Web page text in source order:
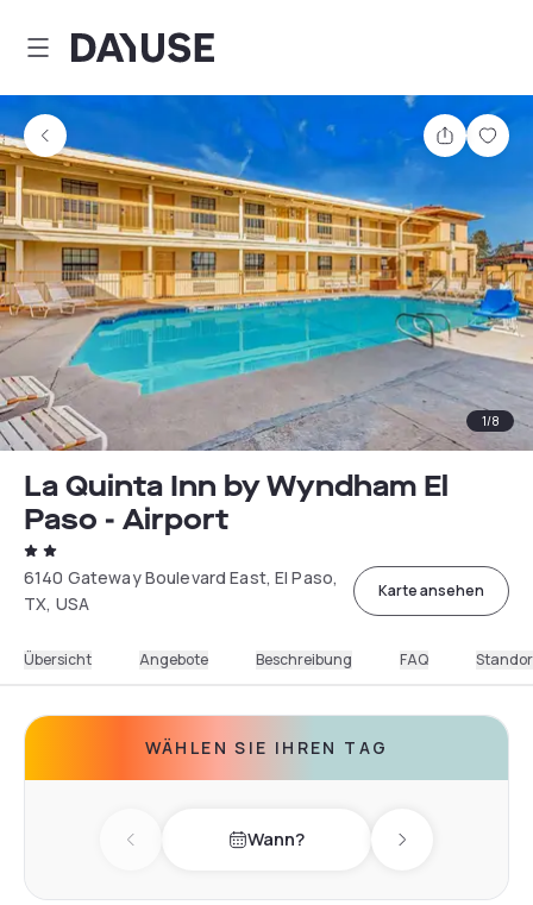
Dayuse
Teilen
1/8
La Quinta Inn by Wyndham El
Paso - Airport
6140 Gateway Boulevard East, El Paso,
TX, USA
Karte ansehen
Übersicht Angebote Beschreibung FAQ
WÄHLEN SIE IHREN TAG
Previous day Wann? Next day